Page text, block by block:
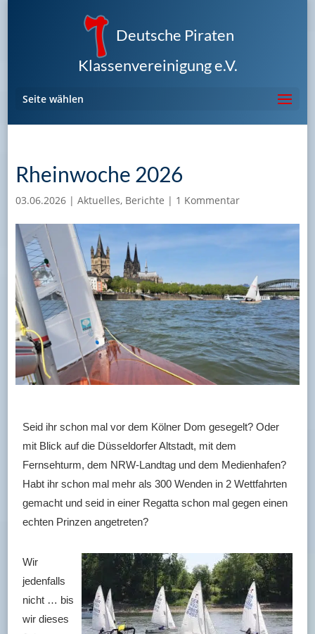
Deutsche Piraten
Klassenvereinigung e.V.
Seite wählen
Rheinwoche 2026
03.06.2026| Aktuelles, Berichte | 1 Kommentar
Seid ihr schon mal vor dem Kölner Dom gesegelt? Oder
mit Blick auf die Düsseldorfer Altstadt, mit dem
Fernsehturm, dem NRW-Landtag und dem Medienhafen?
Habt ihr schon mal mehr als 300 Wenden in 2 Wettfahrten
gemacht und seid in einer Regatta schon mal gegen einen
echten Prinzen angetreten?
Wir
jedenfalls
nicht … bis
wir dieses